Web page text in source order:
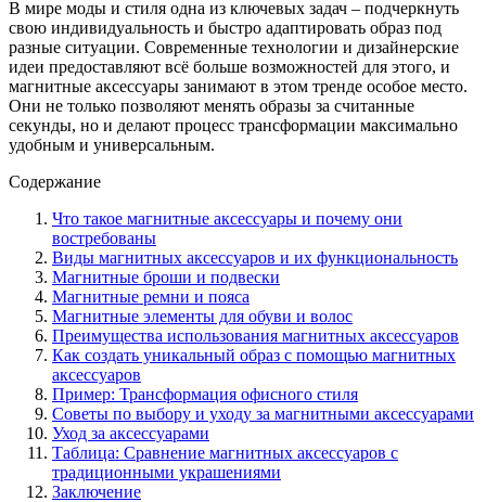
В мире моды и стиля одна из ключевых задач – подчеркнуть
свою индивидуальность и быстро адаптировать образ под
разные ситуации. Современные технологии и дизайнерские
идеи предоставляют всё больше возможностей для этого, и
магнитные аксессуары занимают в этом тренде особое место.
Они не только позволяют менять образы за считанные
секунды, но и делают процесс трансформации максимально
удобным и универсальным.
Содержание
Что такое магнитные аксессуары и почему они
востребованы
Виды магнитных аксессуаров и их функциональность
Магнитные броши и подвески
Магнитные ремни и пояса
Магнитные элементы для обуви и волос
Преимущества использования магнитных аксессуаров
Как создать уникальный образ с помощью магнитных
аксессуаров
Пример: Трансформация офисного стиля
Советы по выбору и уходу за магнитными аксессуарами
Уход за аксессуарами
Таблица: Сравнение магнитных аксессуаров с
традиционными украшениями
Заключение